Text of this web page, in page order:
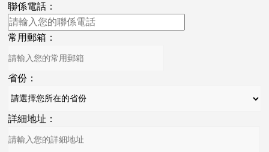
聯係電話：
常用郵箱：
省份：
詳細地址：